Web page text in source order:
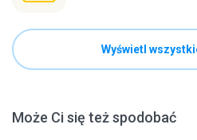
Wyświetl
Może Ci się też spodobać